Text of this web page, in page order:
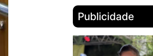
Publicidade